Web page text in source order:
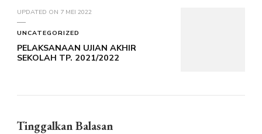
UPDATED ON 7 MEI 2022
UNCATEGORIZED
PELAKSANAAN UJIAN AKHIR
SEKOLAH TP. 2021/2022
Tinggalkan Balasan